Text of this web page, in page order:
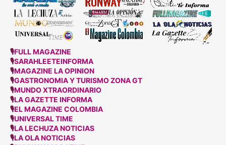
🎙FULL MAGAZINE
🎙SARAHLEETEINFORMA
🎙MAGAZINE LA OPINION
🎙GASTRONOMIA Y TURISMO ZONA GT
🎙MUNDO XTRAORDINARIO
🎙LA GAZETTE INFORMA
🎙EL MAGAZINE COLOMBIA
🎙UNIVERSAL TIME
🎙LA LECHUZA NOTICIAS
🎙LA OLA NOTICIAS